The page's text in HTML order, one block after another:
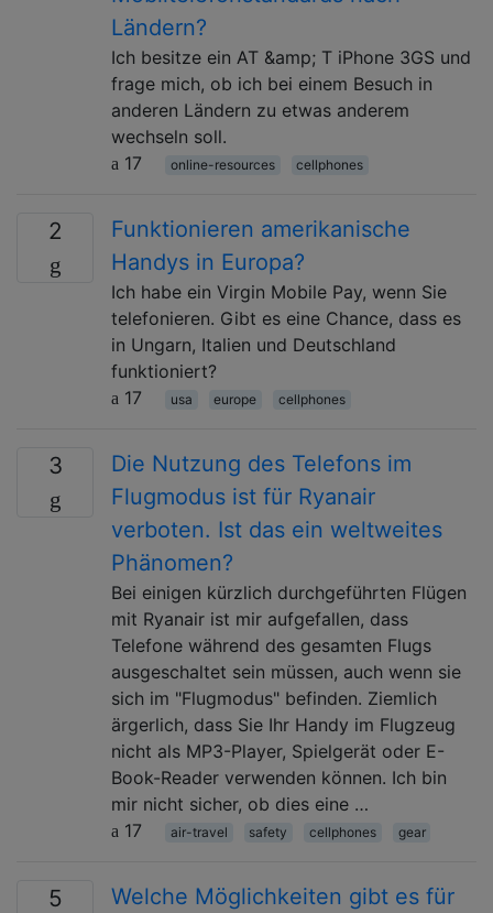
Ländern?
Ich besitze ein AT &amp; T iPhone 3GS und
frage mich, ob ich bei einem Besuch in
anderen Ländern zu etwas anderem
wechseln soll.
17
online-resources cellphones
2
Funktionieren amerikanische
Handys in Europa?
Ich habe ein Virgin Mobile Pay, wenn Sie
telefonieren. Gibt es eine Chance, dass es
in Ungarn, Italien und Deutschland
funktioniert?
17
usa europe cellphones
3
Die Nutzung des Telefons im
Flugmodus ist für Ryanair
verboten. Ist das ein weltweites
Phänomen?
Bei einigen kürzlich durchgeführten Flügen
mit Ryanair ist mir aufgefallen, dass
Telefone während des gesamten Flugs
ausgeschaltet sein müssen, auch wenn sie
sich im "Flugmodus" befinden. Ziemlich
ärgerlich, dass Sie Ihr Handy im Flugzeug
nicht als MP3-Player, Spielgerät oder E-
Book-Reader verwenden können. Ich bin
mir nicht sicher, ob dies eine …
17
air-travel safety cellphones gear
5
Welche Möglichkeiten gibt es für